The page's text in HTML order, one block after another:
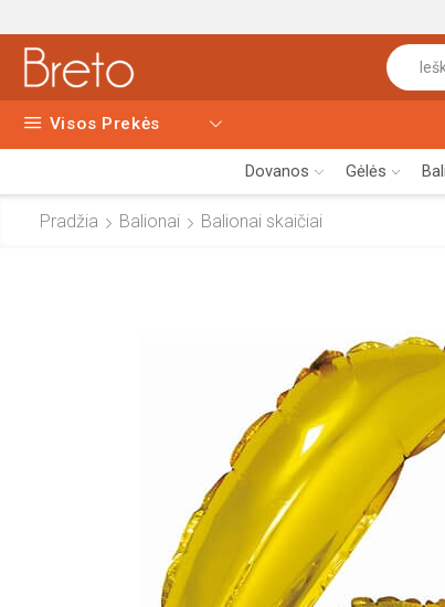
Visos Prekės
Dovanos Gėlės
Pradžia Balionai Balionai skaičiai